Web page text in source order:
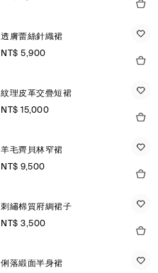
透膚蕾絲針織裙
NT$ 5,900
紋理皮革交疊短裙
NT$ 15,000
羊毛齊貝林窄裙
NT$ 9,500
刺繡棉質府綢裙子
NT$ 3,500
俐落緞面半身裙